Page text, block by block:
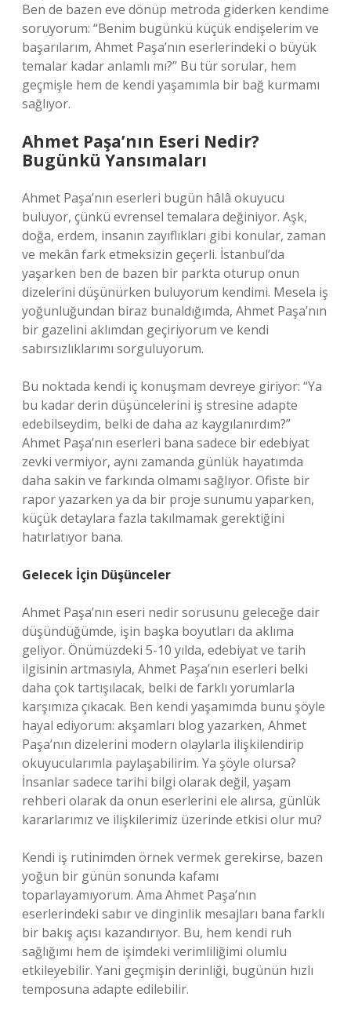
Ben de bazen eve dönüp metroda giderken kendime
soruyorum: “Benim bugünkü küçük endişelerim ve
başarılarım, Ahmet Paşa’nın eserlerindeki o büyük
temalar kadar anlamlı mı?” Bu tür sorular, hem
geçmişle hem de kendi yaşamımla bir bağ kurmamı
sağlıyor.
Ahmet Paşa’nın Eseri Nedir?
Bugünkü Yansımaları
Ahmet Paşa’nın eserleri bugün hâlâ okuyucu
buluyor, çünkü evrensel temalara değiniyor. Aşk,
doğa, erdem, insanın zayıflıkları gibi konular, zaman
ve mekân fark etmeksizin geçerli. İstanbul’da
yaşarken ben de bazen bir parkta oturup onun
dizelerini düşünürken buluyorum kendimi. Mesela iş
yoğunluğundan biraz bunaldığımda, Ahmet Paşa’nın
bir gazelini aklımdan geçiriyorum ve kendi
sabırsızlıklarımı sorguluyorum.
Bu noktada kendi iç konuşmam devreye giriyor: “Ya
bu kadar derin düşüncelerini iş stresine adapte
edebilseydim, belki de daha az kaygılanırdım?”
Ahmet Paşa’nın eserleri bana sadece bir edebiyat
zevki vermiyor, aynı zamanda günlük hayatımda
daha sakin ve farkında olmamı sağlıyor. Ofiste bir
rapor yazarken ya da bir proje sunumu yaparken,
küçük detaylara fazla takılmamak gerektiğini
hatırlatıyor bana.
Gelecek İçin Düşünceler
Ahmet Paşa’nın eseri nedir sorusunu geleceğe dair
düşündüğümde, işin başka boyutları da aklıma
geliyor. Önümüzdeki 5-10 yılda, edebiyat ve tarih
ilgisinin artmasıyla, Ahmet Paşa’nın eserleri belki
daha çok tartışılacak, belki de farklı yorumlarla
karşımıza çıkacak. Ben kendi yaşamımda bunu şöyle
hayal ediyorum: akşamları blog yazarken, Ahmet
Paşa’nın dizelerini modern olaylarla ilişkilendirip
okuyucularımla paylaşabilirim. Ya şöyle olursa?
İnsanlar sadece tarihi bilgi olarak değil, yaşam
rehberi olarak da onun eserlerini ele alırsa, günlük
kararlarımız ve ilişkilerimiz üzerinde etkisi olur mu?
Kendi iş rutinimden örnek vermek gerekirse, bazen
yoğun bir günün sonunda kafamı
toparlayamıyorum. Ama Ahmet Paşa’nın
eserlerindeki sabır ve dinginlik mesajları bana farklı
bir bakış açısı kazandırıyor. Bu, hem kendi ruh
sağlığımı hem de işimdeki verimliliğimi olumlu
etkileyebilir. Yani geçmişin derinliği, bugünün hızlı
temposuna adapte edilebilir.